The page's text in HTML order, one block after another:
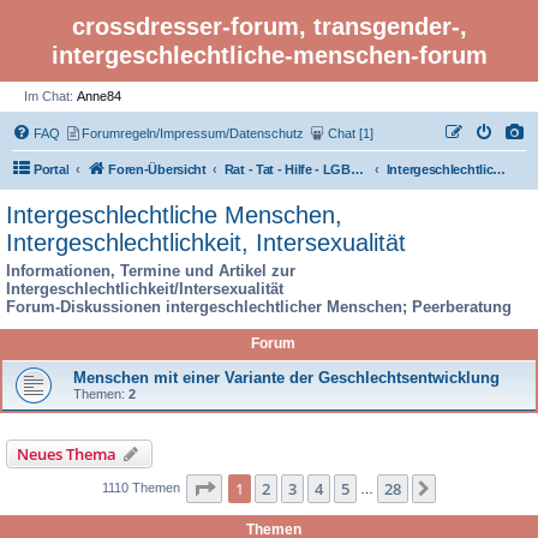
crossdresser-forum, transgender-,
intergeschlechtliche-menschen-forum
Im Chat: Anne84
FAQ Forumregeln/Impressum/Datenschutz Chat [1]
Portal Foren-Übersicht Rat - Tat - Hilfe - LGBTI Rights - Infos Intergeschlechtliche Menschen, Intergeschlechtlichkeit, Intersexualität
Intergeschlechtliche Menschen,
Intergeschlechtlichkeit, Intersexualität
Informationen, Termine und Artikel zur
Intergeschlechtlichkeit/Intersexualität
Forum-Diskussionen intergeschlechtlicher Menschen; Peerberatung
Forum
Menschen mit einer Variante der Geschlechtsentwicklung
Themen: 2
Neues Thema
1110 Themen Seite 1 von 28
1 2 3 4 5 28
Themen